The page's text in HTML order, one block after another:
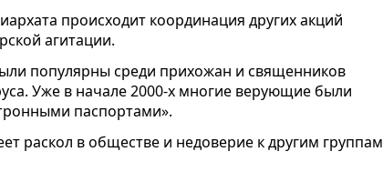
происходит координация других акций
агитации.
популярны среди прихожан и священников
Уже в начале 2000-х многие верующие были
паспортами».
раскол в обществе и недоверие к другим группам